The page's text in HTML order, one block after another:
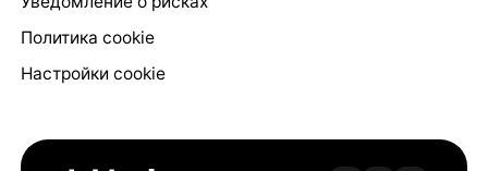
Политика cookie
Настройки cookie